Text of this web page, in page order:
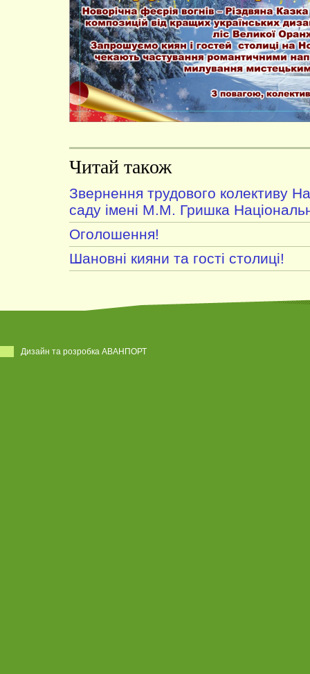
Читай також
Звернення трудового колективу
саду імені М.М. Гришка
Оголошення!
Шановні кияни та гості столиці!
Дизайн та розробка АВАНПОРТ